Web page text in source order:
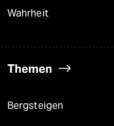
Wahrheit
Themen
Bergsteigen